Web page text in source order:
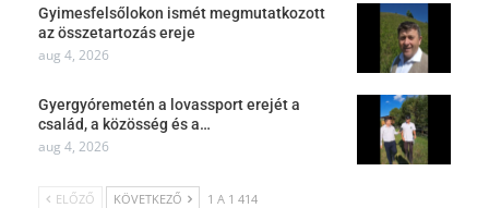
Gyimesfelsőlokon ismét megmutatkozott
az összetartozás ereje
aug 4, 2026
Gyergyóremetén a lovassport erejét a
család, a közösség és a…
aug 4, 2026
ELŐZŐ KÖVETKEZŐ 1 A 1 414